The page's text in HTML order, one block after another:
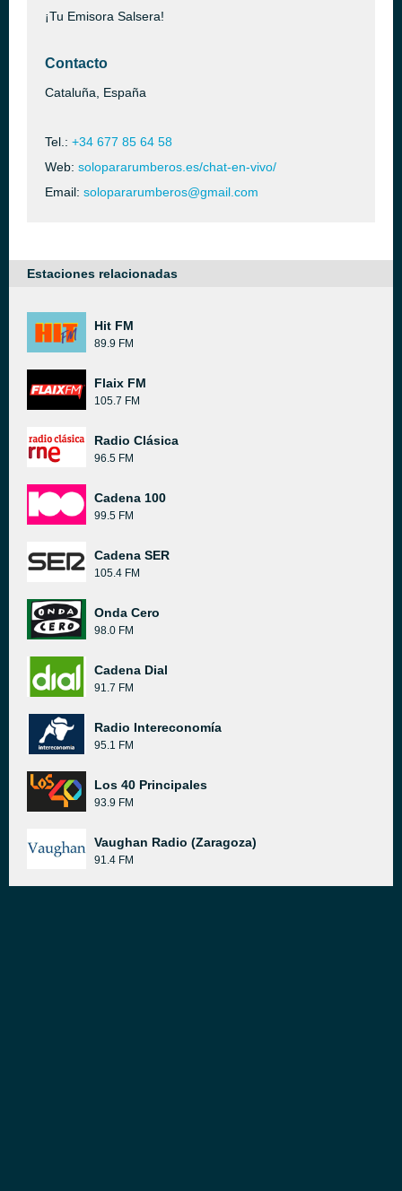
¡Tu Emisora Salsera!
Contacto
Cataluña, España
Tel.: +34 677 85 64 58
Web: solopararumberos.es/chat-en-vivo/
Email: solopararumberos@gmail.com
Estaciones relacionadas
Hit FM
89.9 FM
Flaix FM
105.7 FM
Radio Clásica
96.5 FM
Cadena 100
99.5 FM
Cadena SER
105.4 FM
Onda Cero
98.0 FM
Cadena Dial
91.7 FM
Radio Intereconomía
95.1 FM
Los 40 Principales
93.9 FM
Vaughan Radio (Zaragoza)
91.4 FM